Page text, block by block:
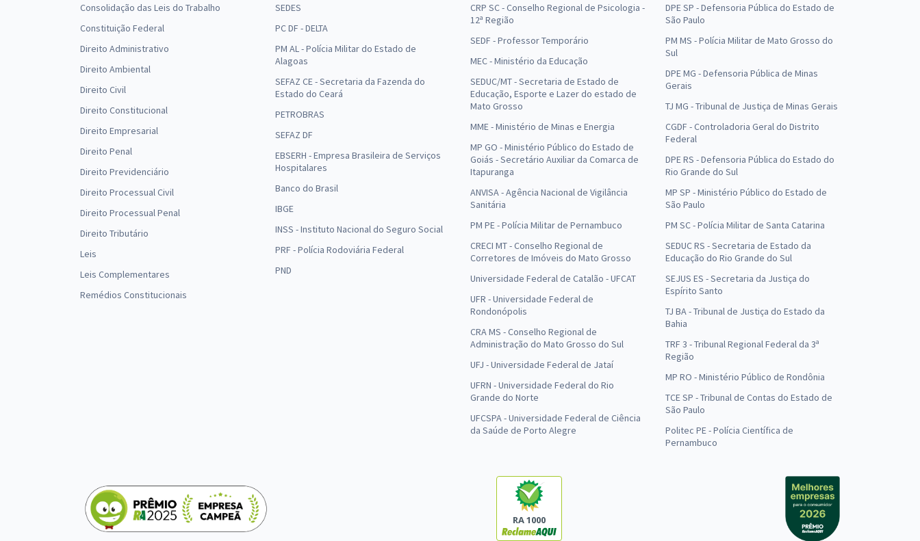
Consolidação das Leis do Trabalho
Constituição Federal
Direito Administrativo
Direito Ambiental
Direito Civil
Direito Constitucional
Direito Empresarial
Direito Penal
Direito Previdenciário
Direito Processual Civil
Direito Processual Penal
Direito Tributário
Leis
Leis Complementares
Remédios Constitucionais
SEDES
PC DF - DELTA
PM AL - Polícia Militar do Estado de
Alagoas
SEFAZ CE - Secretaria da Fazenda do
Estado do Ceará
PETROBRAS
SEFAZ DF
EBSERH - Empresa Brasileira de Serviços
Hospitalares
Banco do Brasil
IBGE
INSS - Instituto Nacional do Seguro Social
PRF - Polícia Rodoviária Federal
PND
CRP SC - Conselho Regional de Psicologia -
12ª Região
SEDF - Professor Temporário
MEC - Ministério da Educação
SEDUC/MT - Secretaria de Estado de
Educação, Esporte e Lazer do estado de
Mato Grosso
MME - Ministério de Minas e Energia
MP GO - Ministério Público do Estado de
Goiás - Secretário Auxiliar da Comarca de
Itapuranga
ANVISA - Agência Nacional de Vigilância
Sanitária
PM PE - Polícia Militar de Pernambuco
CRECI MT - Conselho Regional de
Corretores de Imóveis do Mato Grosso
Universidade Federal de Catalão - UFCAT
UFR - Universidade Federal de
Rondonópolis
CRA MS - Conselho Regional de
Administração do Mato Grosso do Sul
UFJ - Universidade Federal de Jataí
UFRN - Universidade Federal do Rio
Grande do Norte
UFCSPA - Universidade Federal de Ciência
da Saúde de Porto Alegre
DPE SP - Defensoria Pública do Estado de
São Paulo
PM MS - Polícia Militar de Mato Grosso do
Sul
DPE MG - Defensoria Pública de Minas
Gerais
TJ MG - Tribunal de Justiça de Minas Gerais
CGDF - Controladoria Geral do Distrito
Federal
DPE RS - Defensoria Pública do Estado do
Rio Grande do Sul
MP SP - Ministério Público do Estado de
São Paulo
PM SC - Polícia Militar de Santa Catarina
SEDUC RS - Secretaria de Estado da
Educação do Rio Grande do Sul
SEJUS ES - Secretaria da Justiça do
Espírito Santo
TJ BA - Tribunal de Justiça do Estado da
Bahia
TRF 3 - Tribunal Regional Federal da 3ª
Região
MP RO - Ministério Público de Rondônia
TCE SP - Tribunal de Contas do Estado de
São Paulo
Politec PE - Polícia Científica de
Pernambuco
RA 1000